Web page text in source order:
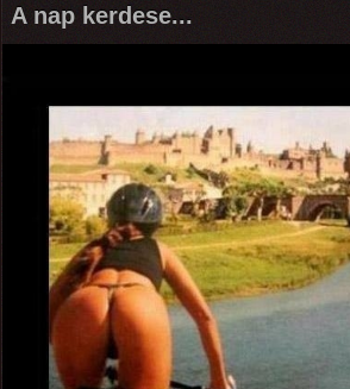
A nap kerdese...